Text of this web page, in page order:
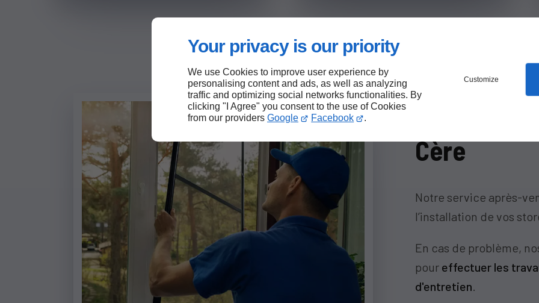
Your privacy is our priority
We use Cookies to improve user experience by
personalising content and ads, as well as analyzing
traffic and optimizing social networks functionalities. By
clicking "I Agree" you consent to the use of Cookies
from our providers Google Facebook .
Customize
Cère
Notre service après-
l’installation de vos
En cas de problème,
pour effectuer les
d'entretien.